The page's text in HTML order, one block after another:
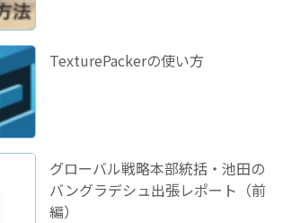
TexturePackerの使い方
グローバル戦略本部統括・池田の
バングラデシュ出張レポート（前
編）